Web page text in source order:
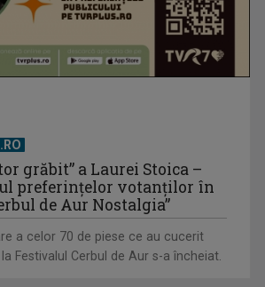
pentru proiecte de emisiuni
grăbit” a Laurei Stoica –
preferinţelor votanţilor în
de Aur Nostalgia”
a celor 70 de piese ce au cucerit
Festivalul Cerbul de Aur s-a încheiat.